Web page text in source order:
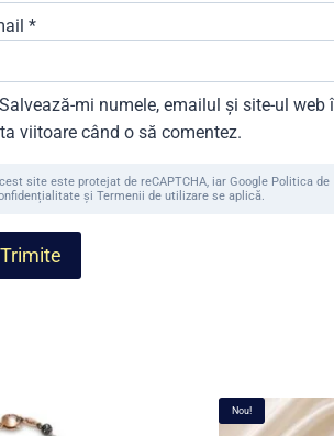
*
Salvează-mi numele, emailul și site-ul web
viitoare când o să comentez.
site este protejat de reCAPTCHA, iar Google Politica de
și Termenii de utilizare se aplică.
Nou!